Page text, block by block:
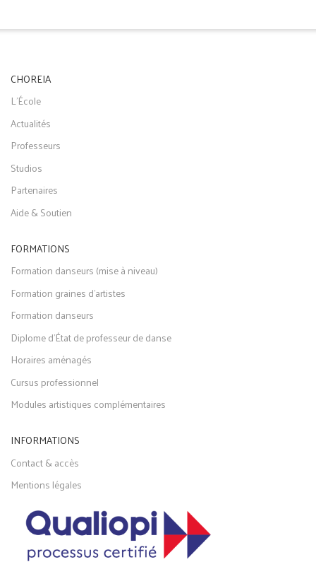
CHOREIA
L'École
Actualités
Professeurs
Studios
Partenaires
Aide & Soutien
FORMATIONS
Formation danseurs (mise à niveau)
Formation graines d'artistes
Formation danseurs
Diplome d'État de professeur de danse
Horaires aménagés
Cursus professionnel
Modules artistiques complémentaires
INFORMATIONS
Contact & accès
Mentions légales